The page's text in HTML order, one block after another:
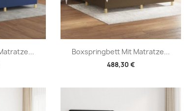
Boxspringbett Mit Matratze...
488,30 €
Vorschau